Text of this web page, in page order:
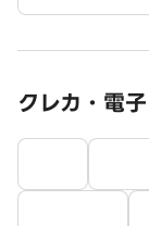
クレカ・電